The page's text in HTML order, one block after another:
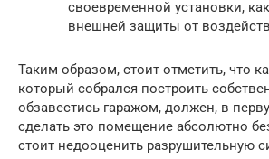
своевременной установки,
внешней защиты от
Таким образом, стоит отметить, что
который собрался построить
обзавестись гаражом, должен, в
сделать это помещение абсолютно
стоит недооценить разрушительную